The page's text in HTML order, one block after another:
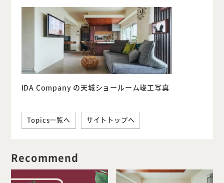
IDA Company の天城ショールーム竣工写真
Topics一覧へ サイトトップへ
Recommend